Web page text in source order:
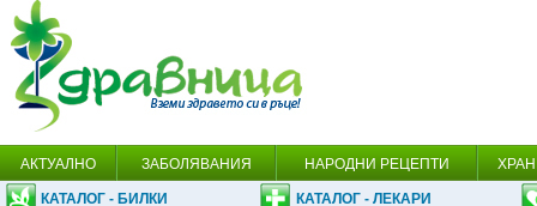
АКТУАЛНО ЗАБОЛЯВАНИЯ НАРОДНИ РЕЦЕПТИ
КАТАЛОГ - БИЛКИ КАТАЛОГ - ЛЕКАРИ